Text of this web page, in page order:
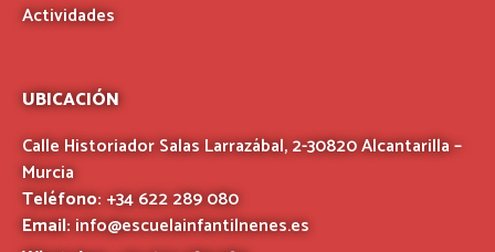
Actividades
UBICACIÓN
Calle Historiador Salas Larrazábal, 2-30820 Alcantarilla –
Murcia
Teléfono: +34 622 289 080
Email:info@escuelainfantilnenes.es